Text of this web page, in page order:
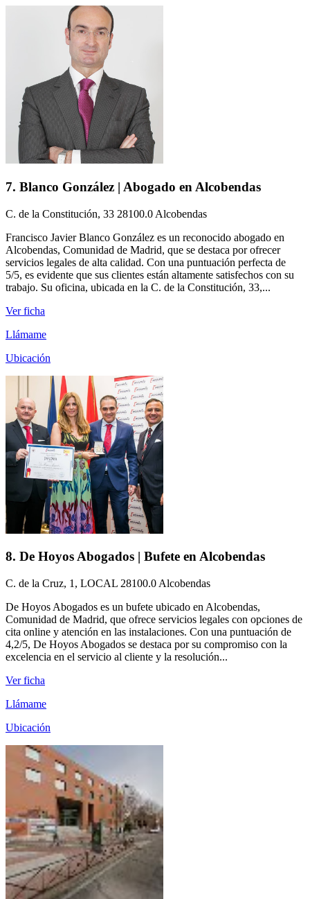
7. Blanco González | Abogado en Alcobendas
C. de la Constitución, 33 28100.0 Alcobendas
Francisco Javier Blanco González es un reconocido abogado en
Alcobendas, Comunidad de Madrid, que se destaca por ofrecer
servicios legales de alta calidad. Con una puntuación perfecta de
5/5, es evidente que sus clientes están altamente satisfechos con su
trabajo. Su oficina, ubicada en la C. de la Constitución, 33,...
Ver ficha
Llámame
Ubicación
8. De Hoyos Abogados | Bufete en Alcobendas
C. de la Cruz, 1, LOCAL 28100.0 Alcobendas
De Hoyos Abogados es un bufete ubicado en Alcobendas,
Comunidad de Madrid, que ofrece servicios legales con opciones de
cita online y atención en las instalaciones. Con una puntuación de
4,2/5, De Hoyos Abogados se destaca por su compromiso con la
excelencia en el servicio al cliente y la resolución...
Ver ficha
Llámame
Ubicación